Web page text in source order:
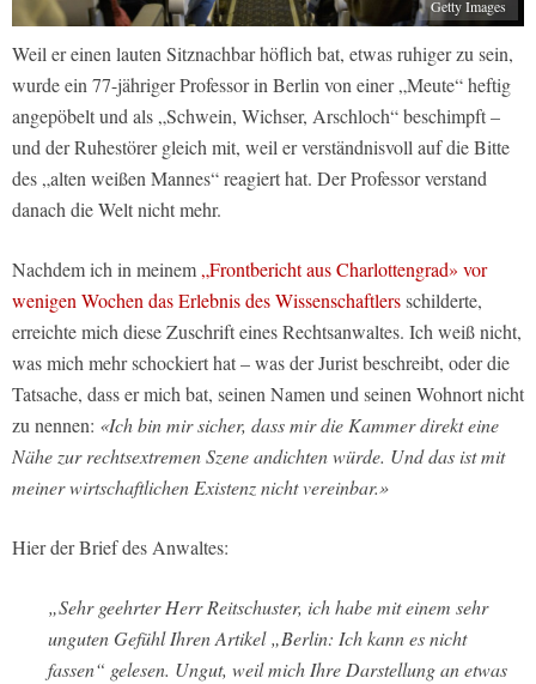
Getty Images
Weil er einen lauten Sitznachbar höflich bat, etwas ruhiger zu sein,
wurde ein 77-jähriger Professor in Berlin von einer „Meute“ heftig
angepöbelt und als „Schwein, Wichser, Arschloch“ beschimpft –
und der Ruhestörer gleich mit, weil er verständnisvoll auf die Bitte
des „alten weißen Mannes“ reagiert hat. Der Professor verstand
danach die Welt nicht mehr.
Nachdem ich in meinem „Frontbericht aus Charlottengrad» vor
wenigen Wochen das Erlebnis des Wissenschaftlersschilderte,
erreichte mich diese Zuschrift eines Rechtsanwaltes. Ich weiß nicht,
was mich mehr schockiert hat – was der Jurist beschreibt, oder die
Tatsache, dass er mich bat, seinen Namen und seinen Wohnort nicht
zu nennen: «Ich bin mir sicher, dass mir die Kammer direkt eine
Nähe zur rechtsextremen Szene andichten würde. Und das ist mit
meiner wirtschaftlichen Existenz nicht vereinbar.»
Hier der Brief des Anwaltes:
„Sehr geehrter Herr Reitschuster, ich habe mit einem sehr
unguten Gefühl Ihren Artikel „Berlin: Ich kann es nicht
fassen“ gelesen. Ungut, weil mich Ihre Darstellung an etwas